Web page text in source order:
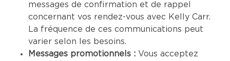
messages de confirmation et de rappel
concernant vos rendez-vous avec Kelly Carr.
La fréquence de ces communications peut
varier selon les besoins.
Messages promotionnels : Vous acceptez